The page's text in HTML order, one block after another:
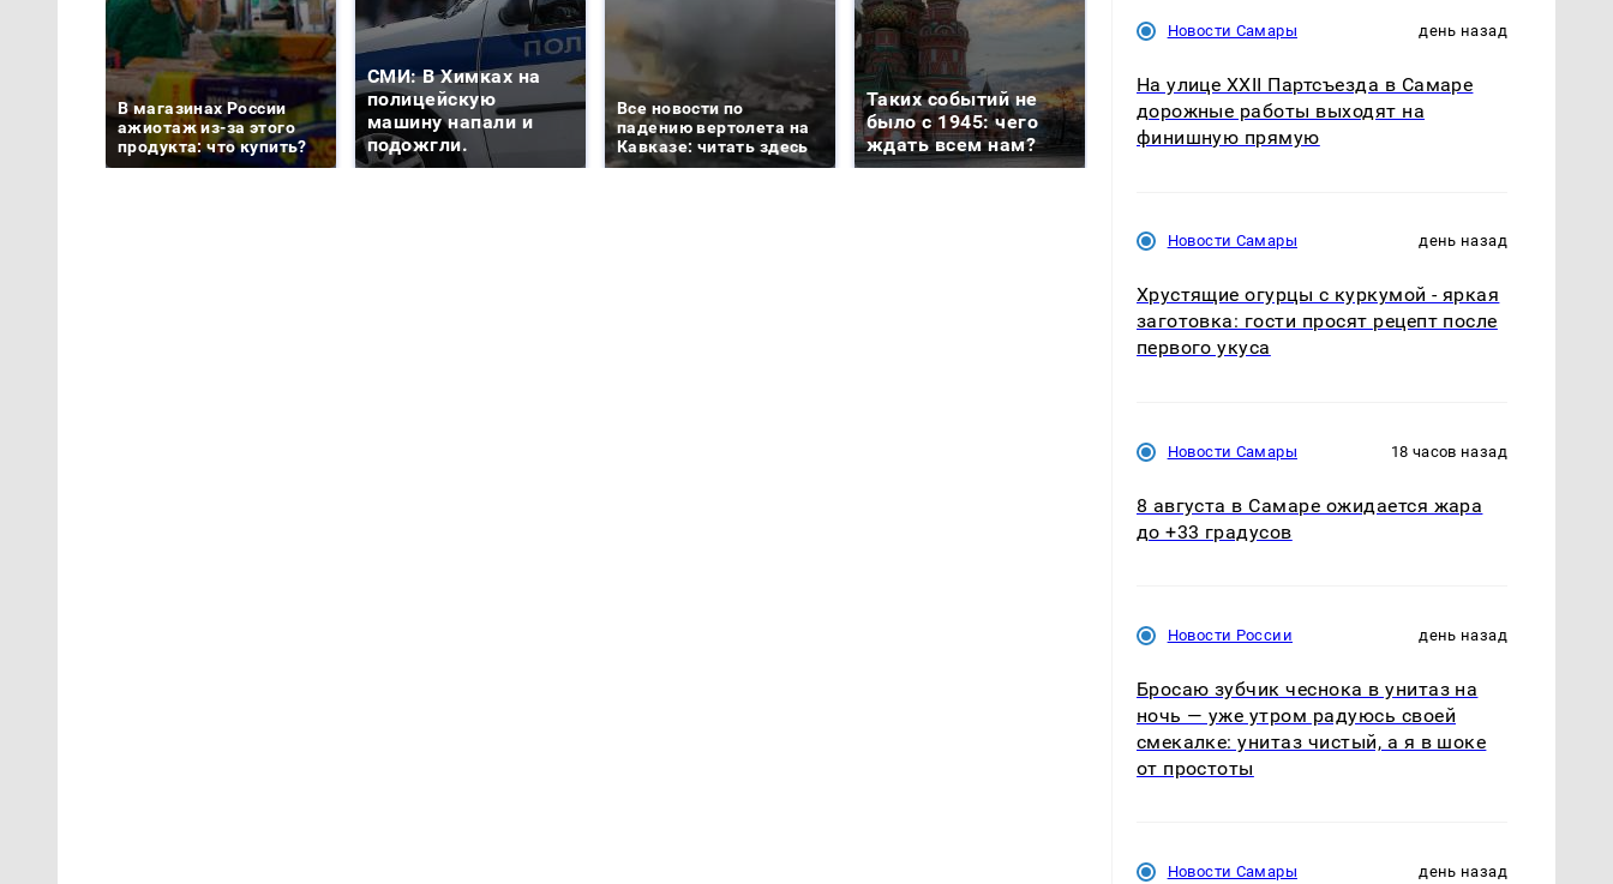
В магазинах России
ажиотаж из-за этого
продукта: что купить?
СМИ: В Химках на
полицейскую
машину напали и
подожгли.
Все новости по
падению вертолета на
Кавказе: читать здесь
Таких событий не
было с 1945: чего
ждать всем нам?
На Урале из казны
были украдены 18
миллионов рублей
Как выглядит место
Новости Самары день назад
На улице XXII Партсъезда в Самаре
дорожные работы выходят на
финишную прямую
Новости Самары день назад
Хрустящие огурцы с куркумой - яркая
заготовка: гости просят рецепт после
первого укуса
Новости Самары 18 часов назад
8 августа в Самаре ожидается жара
до +33 градусов
Новости России день назад
Бросаю зубчик чеснока в унитаз на
ночь — уже утром радуюсь своей
смекалке: унитаз чистый, а я в шоке
от простоты
Новости Самары день назад